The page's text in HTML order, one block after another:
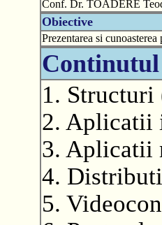
Conf. Dr. TOADERE
Obiective
Prezentarea si
Continutul
1.
2. Aplicatii
3. Aplicatii
4.
5.